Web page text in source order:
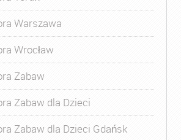
Warszawa
Wrocław
Zabaw
Zabaw dla Dzieci
Zabaw dla Dzieci Gdańsk